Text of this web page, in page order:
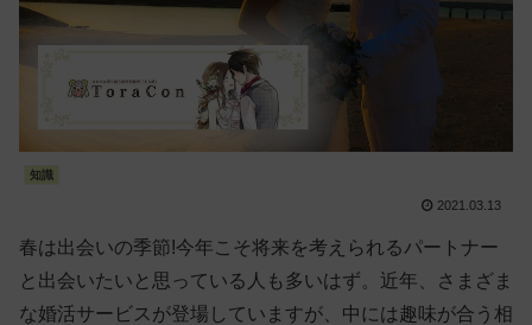
知識
2021.03.13
春は出会いの季節!今年こそ将来を考えられるパートナー
と出会いたいと思っている人も多いはず。近年、さまざま
な婚活サービスが登場していますが、中には趣味が合う相